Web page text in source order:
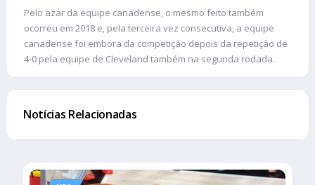
Pelo azar da equipe canadense, o mesmo feito também
ocorreu em 2018 e, pela terceira vez consecutiva, a equipe
canadense foi embora da competição depois da repetição de
4-0 pela equipe de Cleveland também na segunda rodada.
Notícias Relacionadas